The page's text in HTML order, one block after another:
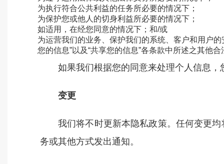
为执行符合公共利益的任务所必要的情况下；
为保护您或他人的切身利益所必要的情况下；
如适用，在经您同意的情况下；和/或
为运营我们的业务、保护我们的系统、客户和用户
您的信息”以及“共享您的信息”各条款中所述之其他
如果我们根据您的同意来处理个人信息
变更
我们将不时更新本隐私政策。任何变更
务或其他方式发出通知。